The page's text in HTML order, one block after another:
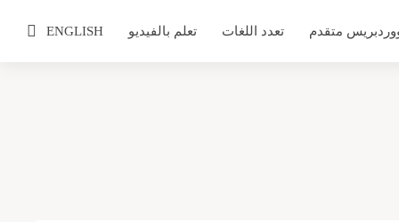
متقدم تعدد اللغات تعلم بالفيديو ENGLISH